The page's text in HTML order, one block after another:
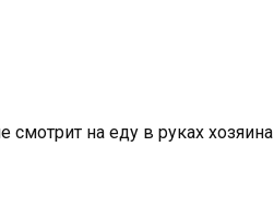
смотрит на еду в руках хозяина